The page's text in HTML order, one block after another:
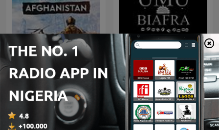
Historien om: Afghanistan Umu Biafra